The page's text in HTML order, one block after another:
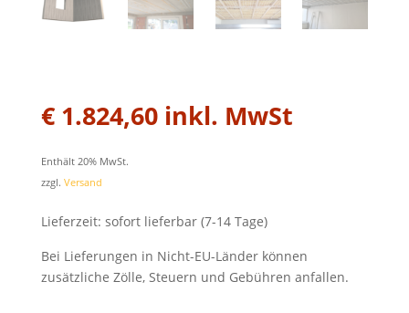
€1.824,60 inkl. MwSt
Enthält 20% MwSt.
zzgl. Versand
Lieferzeit: sofort lieferbar (7-14 Tage)
Bei Lieferungen in Nicht-EU-Länder können
zusätzliche Zölle, Steuern und Gebühren anfallen.